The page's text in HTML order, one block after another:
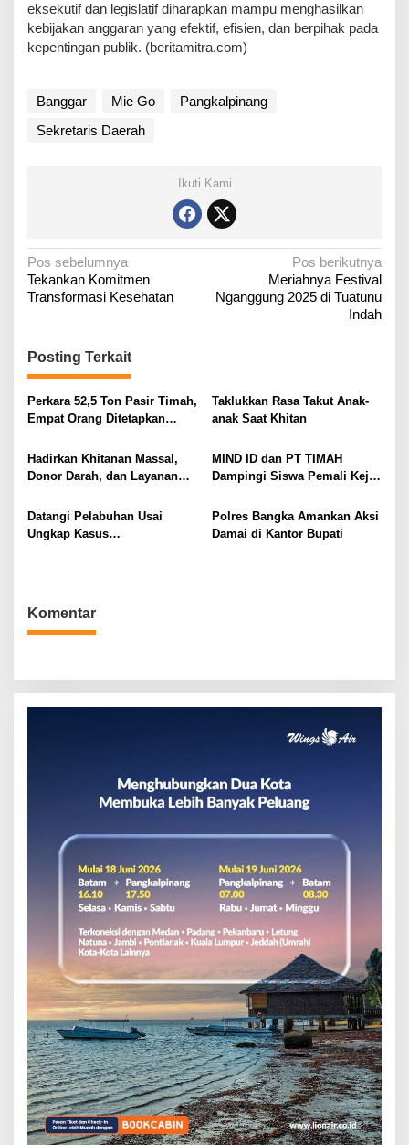
eksekutif dan legislatif diharapkan mampu menghasilkan
kebijakan anggaran yang efektif, efisien, dan berpihak pada
kepentingan publik. (beritamitra.com)
Banggar Mie Go
Pangkalpinang
Sekretaris Daerah
Ikuti Kami
N
a
g
a
s
p
o
Pos sebelumnya
Tekankan Komitmen
Transformasi Kesehatan
Pos berikutnya
Meriahnya ‎Festival
Nganggung 2025 di Tuatunu
Indah
Posting Terkait
Perkara 52,5 Ton Pasir Timah,
Empat Orang Ditetapkan
Taklukkan Rasa Takut Anak-
anak Saat Khitan
Hadirkan Khitanan Massal,
Donor Darah, dan Layanan
MIND ID dan PT TIMAH
Dampingi Siswa Pemali Kejar
Datangi Pelabuhan Usai
Ungkap Kasus
Polres Bangka Amankan Aksi
Damai di Kantor Bupati
Komentar